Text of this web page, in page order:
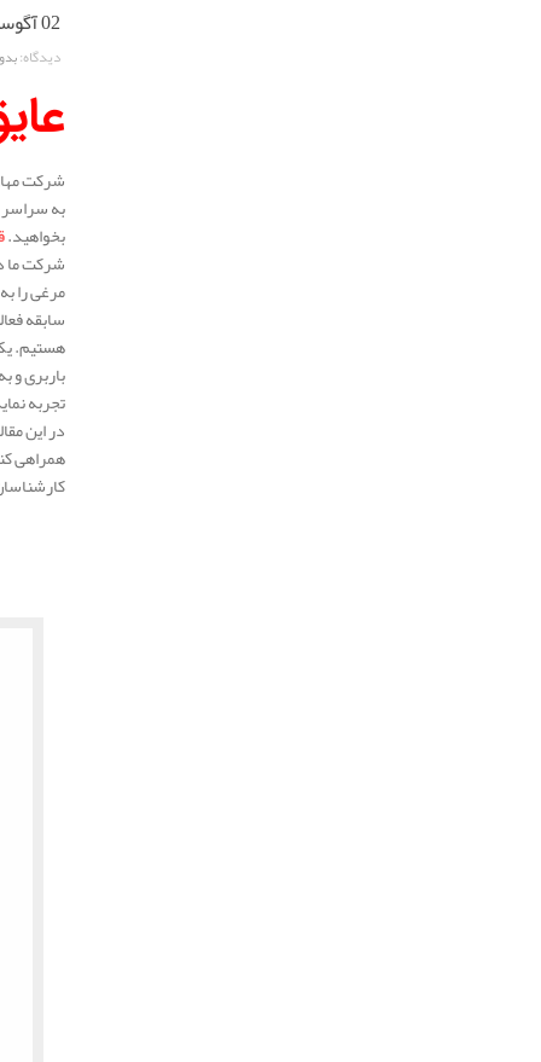
02 آگوست 2025
دیدگاه:
شرکت
به سراسر
بخواهید.
شرکت ما
مرغی را
هستیم.
باربری
تجربه
در این
همراهی